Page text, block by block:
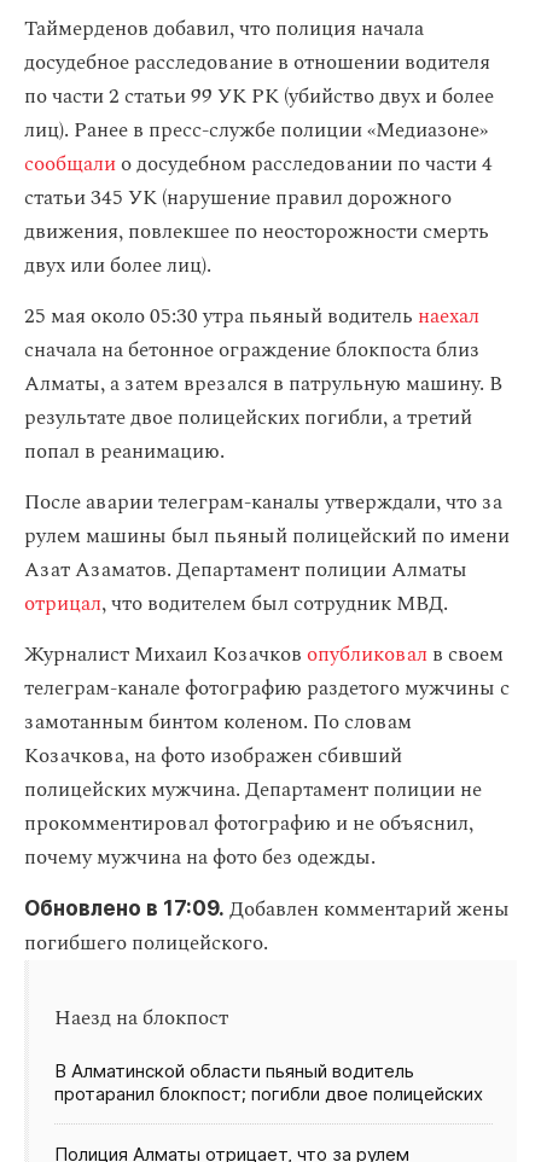
Таймерденов добавил, что полиция начала
досудебное расследование в отношении водителя
по части 2 статьи 99 УК РК (убийство двух и более
лиц). Ранее в пресс-службе полиции «Медиазоне»
сообщалио досудебном расследовании по части 4
статьи 345 УК (нарушение правил дорожного
движения, повлекшее по неосторожности смерть
двух или более лиц).
25 мая около 05:30 утра пьяный водитель наехал
сначала на бетонное ограждение блокпоста близ
Алматы, а затем врезался в патрульную машину. В
результате двое полицейских погибли, а третий
попал в реанимацию.
После аварии телеграм-каналы утверждали, что за
рулем машины был пьяный полицейский по имени
Азат Азаматов. Департамент полицииАлматы
отрицал, что водителем был сотрудник МВД.
Журналист Михаил Козачков опубликовал в своем
телеграм-канале фотографию раздетого мужчины с
замотанным бинтом коленом. По словам
Козачкова, на фото изображен сбивший
полицейских мужчина. Департамент полиции не
прокомментировал фотографию и не объяснил,
почему мужчина на фото без одежды.
Обновлено в 17:09. Добавлен комментарий жены
погибшего полицейского.
Наезд на блокпост
В Алматинской области пьяный водитель
протаранил блокпост; погибли двое полицейских
Полиция Алматы отрицает, что за рулем